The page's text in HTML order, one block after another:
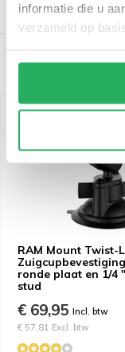
informatie die u
verzameld op
RAM Mount Twist-
ronde plaat en 1/4
stud
€ 69,95 Incl. btw
€ 57,81 Excl. btw